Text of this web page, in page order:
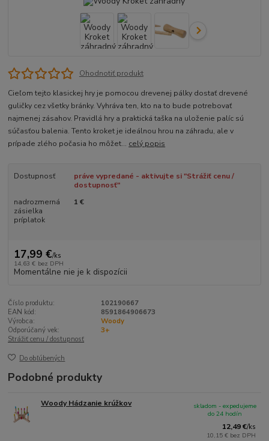
Ohodnotiť produkt
Cieľom tejto klasickej hry je pomocou drevenej pálky dostať drevené
guličky cez všetky bránky. Vyhráva ten, kto na to bude potrebovať
najmenej zásahov. Pravidlá hry a praktická taška na uloženie palíc sú
súčasťou balenia. Tento kroket je ideálnou hrou na záhradu, ale v
prípade zlého počasia ho môžet... celý popis
Dostupnosť
práve vypredané - aktivujte si "Strážiť cenu /
dostupnosť"
nadrozmerná
zásielka
príplatok
1 €
17,99 €/ks
14,63 € bez DPH
Momentálne nie je k dispozícii
Číslo produktu:
102190667
EAN kód:
8591864906673
Výrobca:
Woody
Odporúčaný vek:
3+
Strážiť cenu / dostupnosť
Do obľúbených
Podobné produkty
Woody Hádzanie krúžkov
12,49 €/ks
10,15 € bez DPH
skladom - expedujeme
do 24 hodín